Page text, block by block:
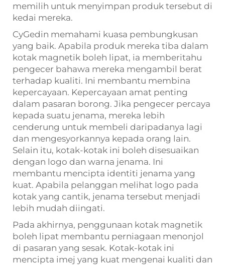
memilih untuk menyimpan produk tersebut di
kedai mereka.
CyGedin memahami kuasa pembungkusan
yang baik. Apabila produk mereka tiba dalam
kotak magnetik boleh lipat, ia memberitahu
pengecer bahawa mereka mengambil berat
terhadap kualiti. Ini membantu membina
kepercayaan. Kepercayaan amat penting
dalam pasaran borong. Jika pengecer percaya
kepada suatu jenama, mereka lebih
cenderung untuk membeli daripadanya lagi
dan mengesyorkannya kepada orang lain.
Selain itu, kotak-kotak ini boleh disesuaikan
dengan logo dan warna jenama. Ini
membantu mencipta identiti jenama yang
kuat. Apabila pelanggan melihat logo pada
kotak yang cantik, jenama tersebut menjadi
lebih mudah diingati.
Pada akhirnya, penggunaan kotak magnetik
boleh lipat membantu perniagaan menonjol
di pasaran yang sesak. Kotak-kotak ini
mencipta imej yang kuat mengenai kualiti dan